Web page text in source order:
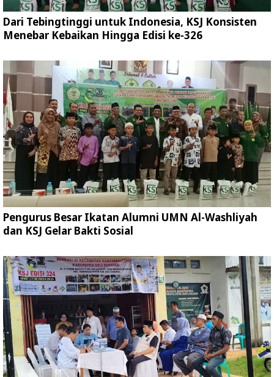
Dari Tebingtinggi untuk Indonesia, KSJ Konsisten
Menebar Kebaikan Hingga Edisi ke-326
Pengurus Besar Ikatan Alumni UMN Al-Washliyah
dan KSJ Gelar Bakti Sosial